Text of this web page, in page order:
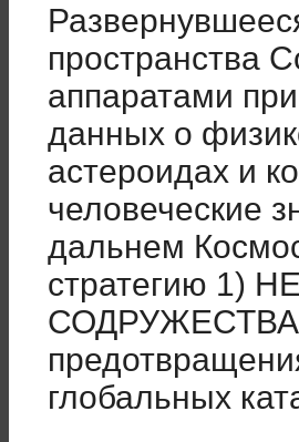
пространства
аппаратами
данных о
астероидах и
человеческие
дальнем
стратегию 1)
СОДРУЖЕСТВА
глобальных